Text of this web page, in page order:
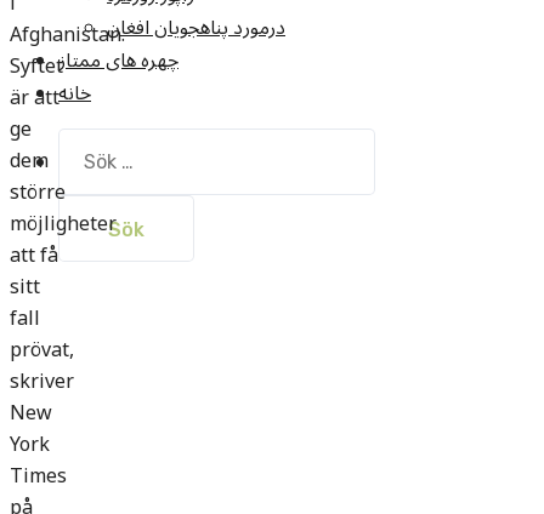
درمورد پناهجويان افغان
چهره های ممتاز
خانه
efter:
Afghanistan.
Syftet
är att
ge
dem
större
möjligheter
att få
sitt
fall
prövat,
skriver
New
York
Times